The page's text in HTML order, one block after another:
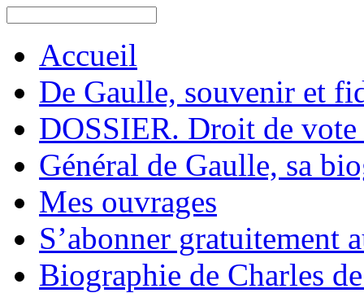
Accueil
De Gaulle, souvenir et
DOSSIER. Droit de vote
Général de Gaulle, sa
Mes ouvrages
S’abonner gratuitement
Biographie de Charles